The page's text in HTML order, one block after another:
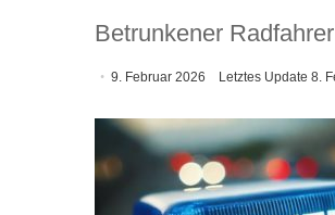
Betrunkener
9. Februar 2026 Letztes Update 8.